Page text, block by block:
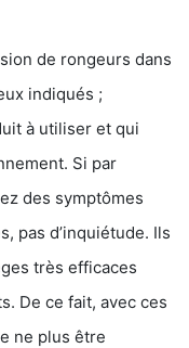
de rongeurs dans
indiqués ;
à utiliser et qui
Si par
des symptômes
pas d’inquiétude. Ils
très efficaces
De ce fait, avec ces
ne plus être